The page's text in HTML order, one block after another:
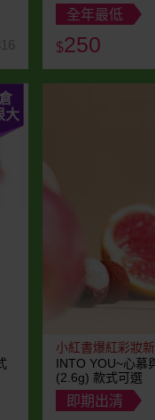
全年最低
$250
大
小紅書爆紅彩妝
INTO YOU~心慕
(2.6g) 款式可選
即期出清